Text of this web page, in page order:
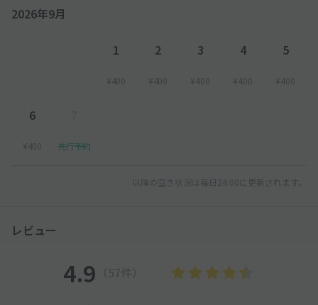
2026年9月
1
¥400
2
¥400
3
¥400
4
¥400
5
¥400
6
¥400 先行予約
以降の空き状況は毎日24:00に更新されます。
レビュー
4.9 （57件）